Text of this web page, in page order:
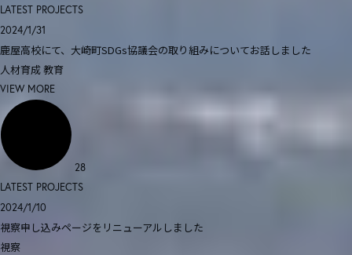
LATEST PROJECTS
2024/1/31
鹿屋高校にて、大崎町SDGs協議会の取り組みについてお話しました
人材育成 教育
VIEW MORE
28
LATEST PROJECTS
2024/1/10
視察申し込みページをリニューアルしました
視察